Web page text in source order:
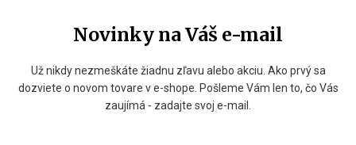
Novinky na Váš e-mail
Už nikdy nezmeškáte žiadnu zľavu alebo akciu. Ako prvý sa
dozviete o novom tovare v e-shope. Pošleme Vám len to, čo Vás
zaujímá - zadajte svoj e-mail.